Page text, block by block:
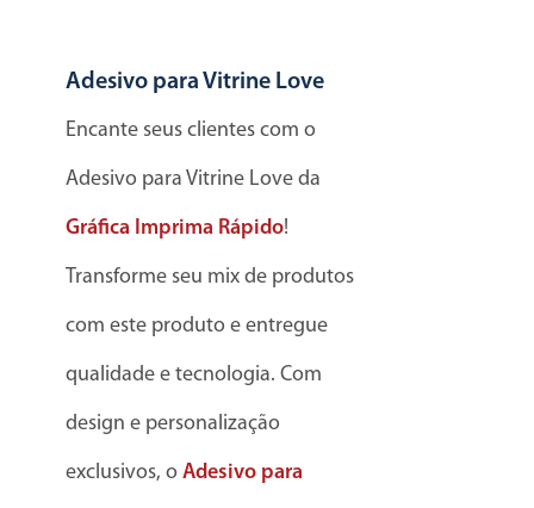
Adesivo para Vitrine Love
Encante seus clientes com o
Adesivo para Vitrine Love da
Gráfica Imprima Rápido!
Transforme seu mix de produtos
com este produto e entregue
qualidade e tecnologia. Com
design e personalização
exclusivos, o Adesivo para